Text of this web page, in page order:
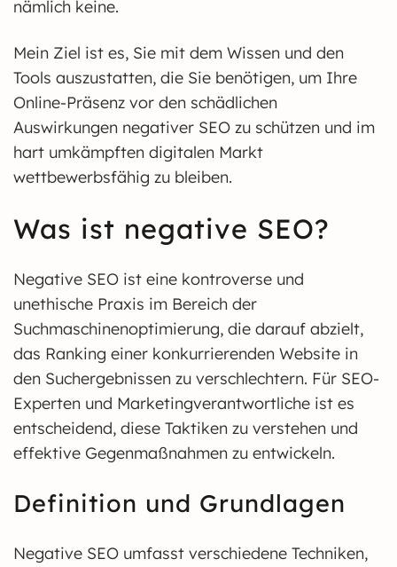
nämlich keine.
Mein Ziel ist es, Sie mit dem Wissen und den
Tools auszustatten, die Sie benötigen, um Ihre
Online-Präsenz vor den schädlichen
Auswirkungen negativer SEO zu schützen und im
hart umkämpften digitalen Markt
wettbewerbsfähig zu bleiben.
Was ist negative SEO?
Negative SEO ist eine kontroverse und
unethische Praxis im Bereich der
Suchmaschinenoptimierung, die darauf abzielt,
das Ranking einer konkurrierenden Website in
den Suchergebnissen zu verschlechtern. Für SEO-
Experten und Marketingverantwortliche ist es
entscheidend, diese Taktiken zu verstehen und
effektive Gegenmaßnahmen zu entwickeln.
Definition und Grundlagen
Negative SEO umfasst verschiedene Techniken,